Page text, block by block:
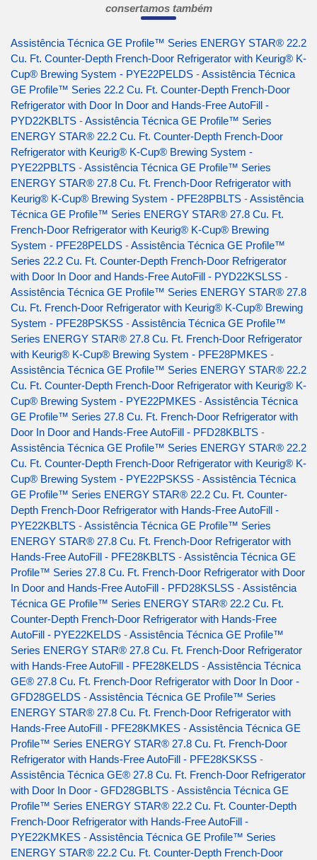
consertamos também
Assistência Técnica GE Profile™ Series ENERGY STAR® 22.2
Cu. Ft. Counter-Depth French-Door Refrigerator with Keurig® K-
Cup® Brewing System - PYE22PELDS -Assistência Técnica
GE Profile™ Series 22.2 Cu. Ft. Counter-Depth French-Door
Refrigerator with Door In Door and Hands-Free AutoFill -
PYD22KBLTS -Assistência Técnica GE Profile™ Series
ENERGY STAR® 22.2 Cu. Ft. Counter-Depth French-Door
Refrigerator with Keurig® K-Cup® Brewing System -
PYE22PBLTS -Assistência Técnica GE Profile™ Series
ENERGY STAR® 27.8 Cu. Ft. French-Door Refrigerator with
Keurig® K-Cup® Brewing System - PFE28PBLTS -Assistência
Técnica GE Profile™ Series ENERGY STAR® 27.8 Cu. Ft.
French-Door Refrigerator with Keurig® K-Cup® Brewing
System - PFE28PELDS -Assistência Técnica GE Profile™
Series 22.2 Cu. Ft. Counter-Depth French-Door Refrigerator
with Door In Door and Hands-Free AutoFill - PYD22KSLSS -
Assistência Técnica GE Profile™ Series ENERGY STAR® 27.8
Cu. Ft. French-Door Refrigerator with Keurig® K-Cup® Brewing
System - PFE28PSKSS -Assistência Técnica GE Profile™
Series ENERGY STAR® 27.8 Cu. Ft. French-Door Refrigerator
with Keurig® K-Cup® Brewing System - PFE28PMKES -
Assistência Técnica GE Profile™ Series ENERGY STAR® 22.2
Cu. Ft. Counter-Depth French-Door Refrigerator with Keurig® K-
Cup® Brewing System - PYE22PMKES -Assistência Técnica
GE Profile™ Series 27.8 Cu. Ft. French-Door Refrigerator with
Door In Door and Hands-Free AutoFill - PFD28KBLTS -
Assistência Técnica GE Profile™ Series ENERGY STAR® 22.2
Cu. Ft. Counter-Depth French-Door Refrigerator with Keurig® K-
Cup® Brewing System - PYE22PSKSS -Assistência Técnica
GE Profile™ Series ENERGY STAR® 22.2 Cu. Ft. Counter-
Depth French-Door Refrigerator with Hands-Free AutoFill -
PYE22KBLTS -Assistência Técnica GE Profile™ Series
ENERGY STAR® 27.8 Cu. Ft. French-Door Refrigerator with
Hands-Free AutoFill - PFE28KBLTS -Assistência Técnica GE
Profile™ Series 27.8 Cu. Ft. French-Door Refrigerator with Door
In Door and Hands-Free AutoFill - PFD28KSLSS -Assistência
Técnica GE Profile™ Series ENERGY STAR® 22.2 Cu. Ft.
Counter-Depth French-Door Refrigerator with Hands-Free
AutoFill - PYE22KELDS -Assistência Técnica GE Profile™
Series ENERGY STAR® 27.8 Cu. Ft. French-Door Refrigerator
with Hands-Free AutoFill - PFE28KELDS -Assistência Técnica
GE® 27.8 Cu. Ft. French-Door Refrigerator with Door In Door -
GFD28GELDS -Assistência Técnica GE Profile™ Series
ENERGY STAR® 27.8 Cu. Ft. French-Door Refrigerator with
Hands-Free AutoFill - PFE28KMKES -Assistência Técnica GE
Profile™ Series ENERGY STAR® 27.8 Cu. Ft. French-Door
Refrigerator with Hands-Free AutoFill - PFE28KSKSS -
Assistência Técnica GE® 27.8 Cu. Ft. French-Door Refrigerator
with Door In Door - GFD28GBLTS -Assistência Técnica GE
Profile™ Series ENERGY STAR® 22.2 Cu. Ft. Counter-Depth
French-Door Refrigerator with Hands-Free AutoFill -
PYE22KMKES -Assistência Técnica GE Profile™ Series
ENERGY STAR® 22.2 Cu. Ft. Counter-Depth French-Door